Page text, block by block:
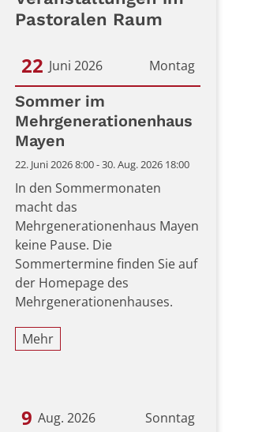
Pastoralen Raum
Montag
22 Juni 2026
Datum: 22. Juni 2026
Sommer im
Mehrgenerationenhaus
Mayen
22. Juni 2026 8:00 - 30. Aug. 2026 18:00
In den Sommermonaten
macht das
Mehrgenerationenhaus Mayen
keine Pause. Die
Sommertermine finden Sie auf
der Homepage des
Mehrgenerationenhauses.
Mehr
Sonntag
9 Aug. 2026